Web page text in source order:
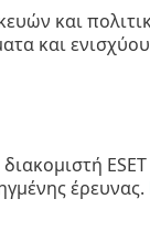
και
και
ESET
έρευνας.